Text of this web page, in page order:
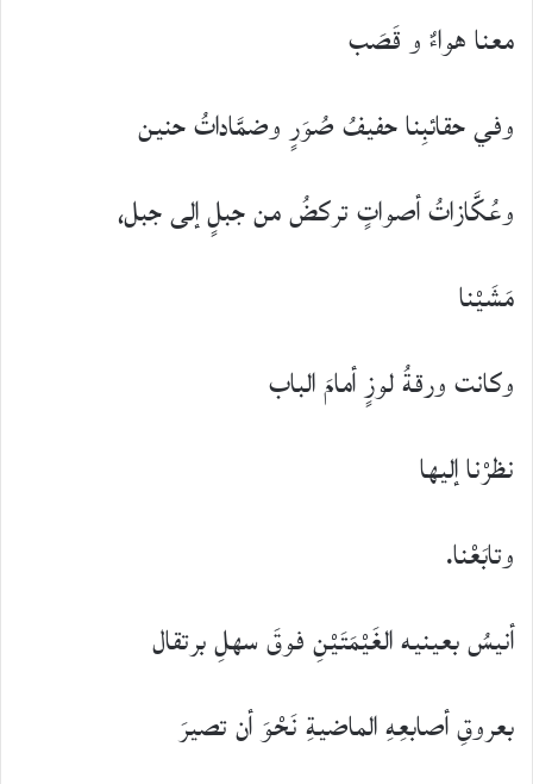
معنا هواءٌ و قَصَب
وفي حقائبِنا حفيفُ صُوَرٍ وضمَّاداتُ حنين
وعُكَّازاتُ أصواتٍ تركضُ من جبلٍ إلى جبل،
مَشَيْنا
وكانت ورقةُ لوزٍ أمامَ الباب
نظرْنا إليها
وتابَعْنا.
أنيسُ بعينيه الغَيْمَتَيْنِ فوقَ سهلِ برتقال
بعروقِ أصابعِهِ الماضيةِ نَحْوَ أن تصيرَ